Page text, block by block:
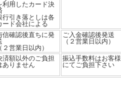
利用したカード決
行引き落としは各
ード会社による
信確認後直ちに発
２営業日以内）
ご入金確認後発送
（２営業日以内）
済額以外のご負担
ありません
振込手数料はお客様
にてご負担下さい